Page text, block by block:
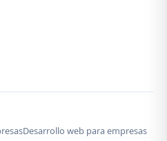
Desarrollo web para empresas